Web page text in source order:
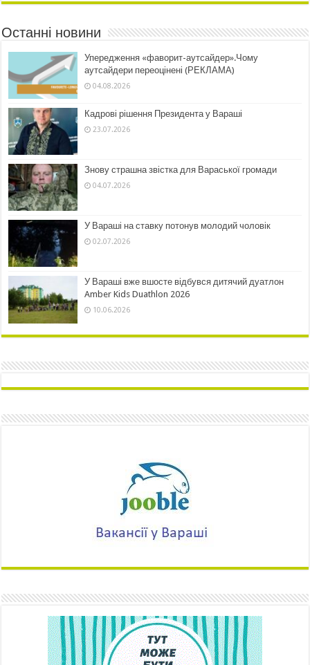
Останні новини
Упередження «фаворит-аутсайдер».Чому
аутсайдери переоцінені (РЕКЛАМА)
04.08.2026
Кадрові рішення Президента у Вараші
23.07.2026
Знову страшна звістка для Вараської громади
04.07.2026
У Вараші на ставку потонув молодий чоловік
02.07.2026
У Вараші вже вшосте відбувся дитячий дуатлон
Amber Kids Duathlon 2026
10.06.2026